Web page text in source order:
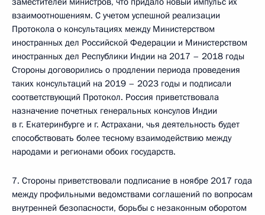
взаимоотношениям. С учетом успешной реализации
Протокола о консультациях между Министерством
иностранных дел Российской Федерации и Министерством
иностранных дел Республики Индии на 2017 – 2018 годы
Стороны договорились о продлении периода проведения
таких консультаций на 2019 – 2023 годы и подписали
соответствующий Протокол. Россия приветствовала
назначение почетных генеральных консулов Индии
в г. Екатеринбурге и г. Астрахани, чья деятельность будет
способствовать более тесному взаимодействию между
народами и регионами обоих государств.
7. Стороны приветствовали подписание в ноябре 2017 года
между профильными ведомствами соглашений по вопросам
внутренней безопасности, борьбы с незаконным оборотом